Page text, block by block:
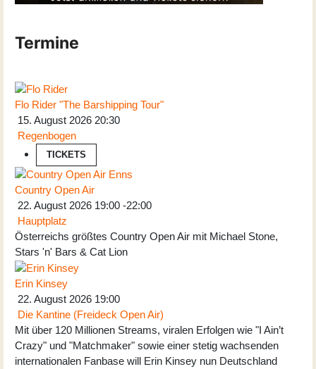
Termine
Flo Rider "The Barshipping Tour"
15. August 2026 20:30
Regenbogen
TICKETS
Country Open Air
22. August 2026 19:00 -22:00
Hauptplatz
Österreichs größtes Country Open Air mit Michael Stone,
Stars 'n' Bars & Cat Lion
Erin Kinsey
22. August 2026 19:00
Die Kantine (Freideck Open Air)
Mit über 120 Millionen Streams, viralen Erfolgen wie "I Ain’t
Crazy" und "Matchmaker" sowie einer stetig wachsenden
internationalen Fanbase will Erin Kinsey nun Deutschland